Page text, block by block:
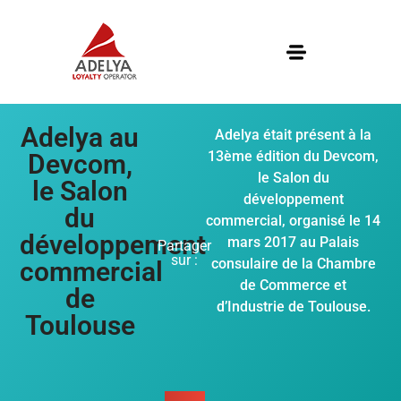
Adelya au
Devcom,
le Salon
du
développement
commercial
de
Toulouse
Partager
sur :
Adelya était présent à la
13ème édition du Devcom,
le Salon du
développement
commercial, organisé le 14
mars 2017 au Palais
consulaire de la Chambre
de Commerce et
d’Industrie de Toulouse.